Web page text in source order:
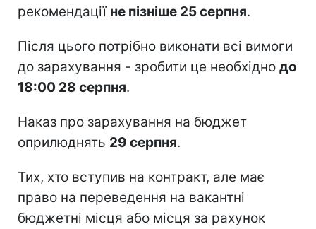
рекомендації не пізніше 25 серпня.
Після цього потрібно виконати всі вимоги
до зарахування - зробити це необхідно до
18:00 28 серпня.
Наказ про зарахування на бюджет
оприлюднять 29 серпня.
Тих, хто вступив на контракт, але має
право на переведення на вакантні
бюджетні місця або місця за рахунок